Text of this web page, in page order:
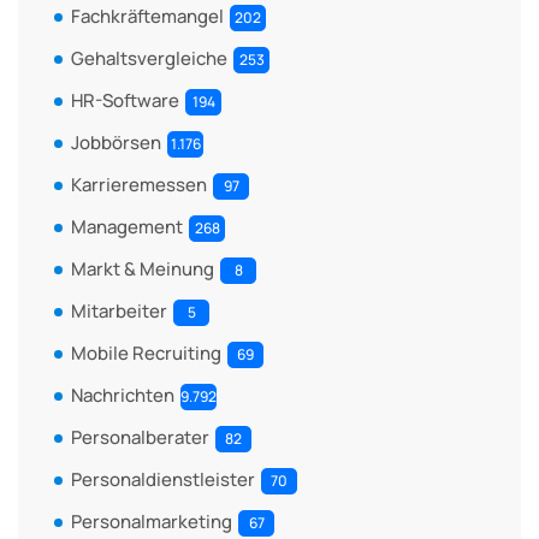
Fachkräftemangel 202
Gehaltsvergleiche 253
HR-Software 194
Jobbörsen 1.176
Karrieremessen 97
Management 268
Markt & Meinung 8
Mitarbeiter 5
Mobile Recruiting 69
Nachrichten 9.792
Personalberater 82
Personaldienstleister 70
Personalmarketing 67